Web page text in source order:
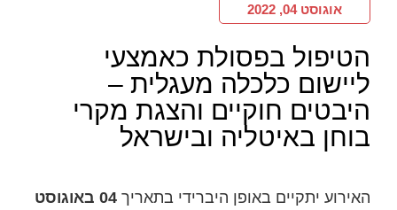
אוגוסט 04, 2022
הטיפול בפסולת כאמצעי
ליישום כלכלה מעגלית –
היבטים חוקיים והצגת מקרי
בוחן באיטליה ובישראל
האירוע יתקיים באופן היברידי בתאריך
04 באוגוסט